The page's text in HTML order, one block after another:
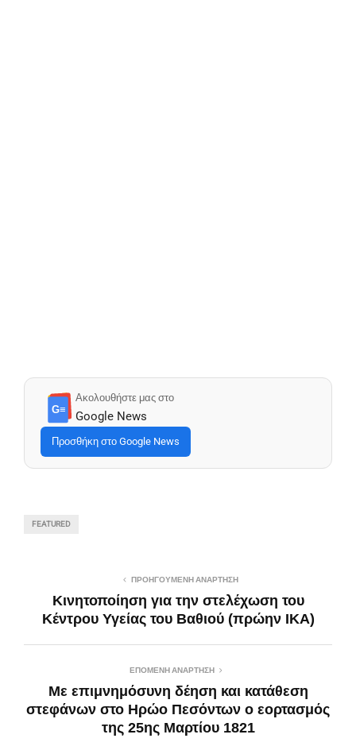
G≡
Ακολουθήστε μας στο
Google News
Προσθήκη στο Google News
FEATURED
ΠΡΟΗΓΟΎΜΕΝΗ ΑΝΆΡΤΗΣΗ
Κινητοποίηση για την στελέχωση του
Κέντρου Υγείας του Βαθιού (πρώην ΙΚΑ)
ΕΠΌΜΕΝΗ ΑΝΆΡΤΗΣΗ
Με επιμνημόσυνη δέηση και κατάθεση
στεφάνων στο Ηρώο Πεσόντων ο εορτασμός
της 25ης Μαρτίου 1821